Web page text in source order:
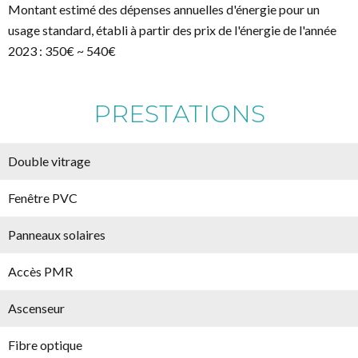
Montant estimé des dépenses annuelles d'énergie pour un
usage standard, établi à partir des prix de l'énergie de l'année
2023 : 350€ ~ 540€
PRESTATIONS
Double vitrage
Fenêtre PVC
Panneaux solaires
Accès PMR
Ascenseur
Fibre optique